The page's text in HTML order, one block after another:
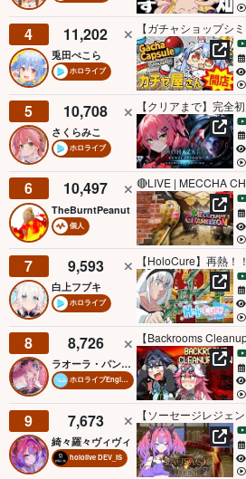
4 11,202
兎田ぺこら
ホロライブ
5 10,708
さくらみこ
ホロライブ
6 10,497
TheBurntPeanut
個人
7 9,593
白上フブキ
ホロライブ
8 8,726
ラオーラ・パンテーラ
ホロライブEnglish
9 7,673
綺々羅々ヴィヴィ
hololive DEV_IS